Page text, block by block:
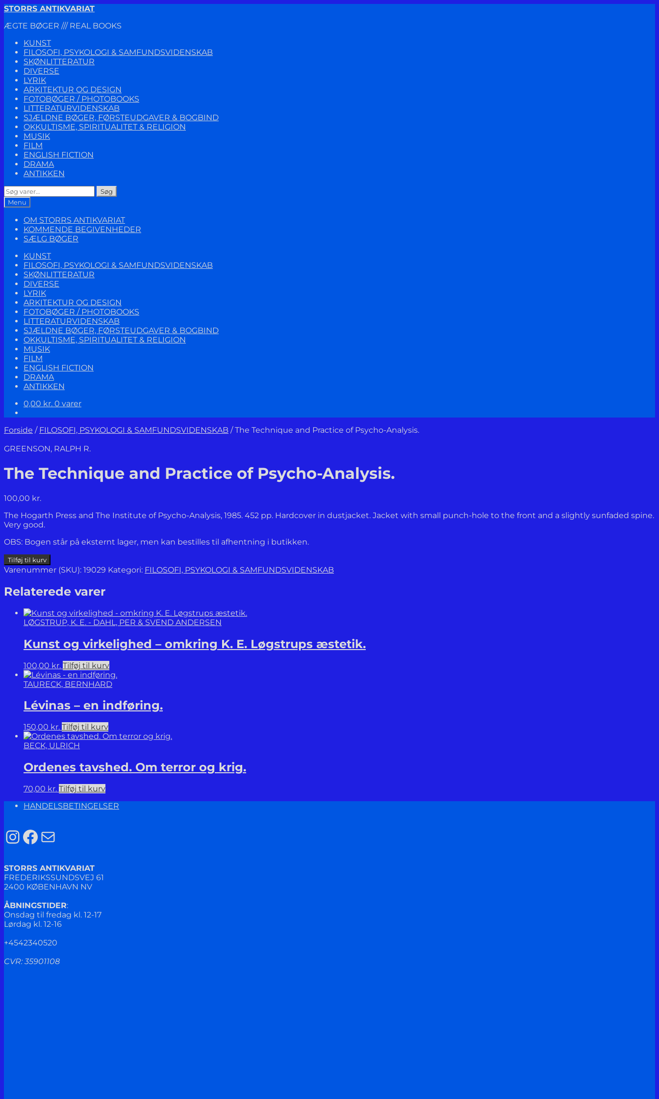
Spring
navigation
Spring
indhold
STORRS ANTIKVARIAT
ÆGTE BØGER /// REAL BOOKS
KUNST
FILOSOFI, PSYKOLOGI & SAMFUNDSVIDENSKAB
SKØNLITTERATUR
DIVERSE
LYRIK
ARKITEKTUR OG DESIGN
FOTOBØGER / PHOTOBOOKS
LITTERATURVIDENSKAB
SJÆLDNE BØGER, FØRSTEUDGAVER & BOGBIND
OKKULTISME, SPIRITUALITET & RELIGION
MUSIK
FILM
ENGLISH FICTION
DRAMA
ANTIKKEN
Søg
efter:
Søg
Menu
OM STORRS ANTIKVARIAT
KOMMENDE BEGIVENHEDER
SÆLG BØGER
KUNST
FILOSOFI, PSYKOLOGI & SAMFUNDSVIDENSKAB
SKØNLITTERATUR
DIVERSE
LYRIK
ARKITEKTUR OG DESIGN
FOTOBØGER / PHOTOBOOKS
LITTERATURVIDENSKAB
SJÆLDNE BØGER, FØRSTEUDGAVER & BOGBIND
OKKULTISME, SPIRITUALITET & RELIGION
MUSIK
FILM
ENGLISH FICTION
DRAMA
ANTIKKEN
0,00 kr. 0 varer
Forside / FILOSOFI, PSYKOLOGI & SAMFUNDSVIDENSKAB /The Technique and Practice of Psycho-Analysis.
GREENSON, RALPH R.
The Technique and Practice of Psycho-Analysis.
100,00 kr.
The Hogarth Press and The Institute of Psycho-Analysis, 1985. 452 pp. Hardcover in dustjacket. Jacket with small punch-hole to the front and a slightly sunfaded spine.
Very good.
OBS: Bogen står på eksternt lager, men kan bestilles til afhentning i butikken.
The
Technique
Practice
of
Analysis.
Tilføj til kurv
Varenummer (SKU): 19029 Kategori: FILOSOFI, PSYKOLOGI & SAMFUNDSVIDENSKAB
Relaterede varer
LØGSTRUP, K. E. - DAHL, PER & SVEND ANDERSEN
Kunst og virkelighed – omkring K. E. Løgstrups æstetik.
100,00 kr. Tilføj til kurv
TAURECK, BERNHARD
Lévinas – en indføring.
150,00 kr. Tilføj til kurv
BECK, ULRICH
Ordenes tavshed. Om terror og krig.
70,00 kr. Tilføj til kurv
HANDELSBETINGELSER
Instagram
Facebook
Mail
STORRS ANTIKVARIAT
FREDERIKSSUNDSVEJ 61
2400 KØBENHAVN NV
ÅBNINGSTIDER:
Onsdag til fredag kl. 12-17
Lørdag kl. 12-16
+4542340520
CVR: 35901108